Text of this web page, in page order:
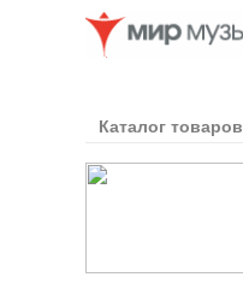
Каталог товаров